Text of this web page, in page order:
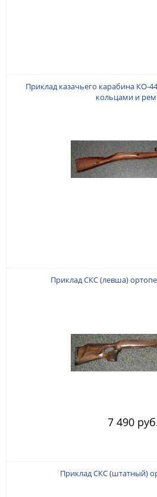
Приклад казачьего карабина КО-
кольцами и
Приклад СКС (левша)
7 490
Приклад СКС (штатный)